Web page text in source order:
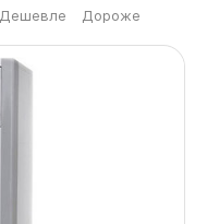
Дешевле Дороже